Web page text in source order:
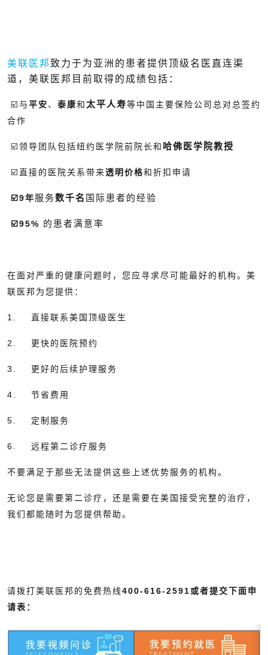
美联医邦致力于为亚洲的患者提供顶级名医直连渠
道，美联医邦目前取得的成绩包括：
☑️与平安、 泰康和 太平人寿等中国主要保险公司总对总签约
合作
☑️领导团队包括纽约医学院前院长和 哈佛医学院教授
☑️直接的医院关系带来透明价格和折扣申请
☑️9年服务数千名 国际患者的经验
☑️95% 的患者满意率
在面对严重的健康问题时，您应寻求尽可能最好的机构。美
联医邦为您提供：
1. 直接联系美国顶级医生
2. 更快的医院预约
3. 更好的后续护理服务
4. 节省费用
5. 定制服务
6. 远程第二诊疗服务
不要满足于那些无法提供这些上述优势服务的机构。
无论您是需要第二诊疗，还是需要在美国接受完整的治疗，
我们都能随时为您提供帮助。
请拨打美联医邦的免费热线400-616-2591或者提交下面申
请表：